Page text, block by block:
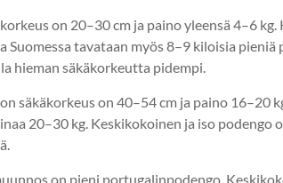
on 20–30 cm ja paino yleensä 4–6 kg.
Suomessa tavataan myös 8–9 kiloisia pieniä
hieman säkäkorkeutta pidempi.
säkäkorkeus on 40–54 cm ja paino 16–20
20–30 kg. Keskikokoinen ja iso podengo
on pieni portugalinpodengo.